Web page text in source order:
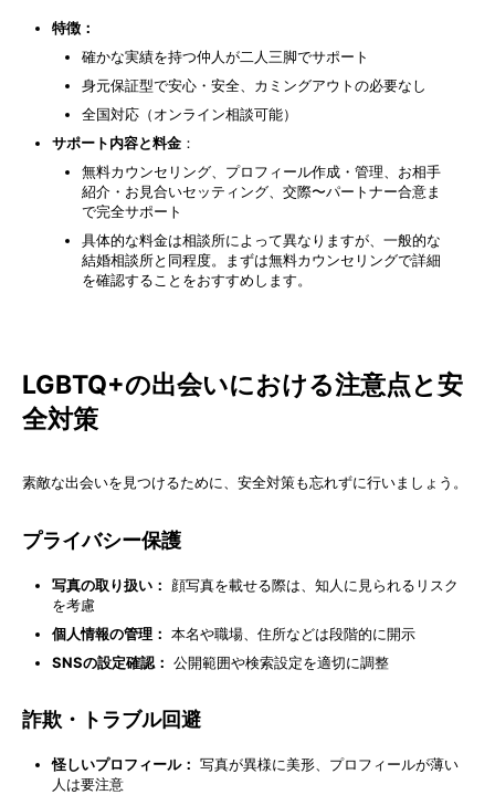
特徴：
確かな実績を持つ仲人が二人三脚でサポート
身元保証型で安心・安全、カミングアウトの必要なし
全国対応（オンライン相談可能）
サポート内容と料金 ：
無料カウンセリング、プロフィール作成・管理、お相手
紹介・お見合いセッティング、交際〜パートナー合意ま
で完全サポート
具体的な料金は相談所によって異なりますが、一般的な
結婚相談所と同程度。まずは無料カウンセリングで詳細
を確認することをおすすめします。
LGBTQ+の出会いにおける注意点と安
全対策
素敵な出会いを見つけるために、安全対策も忘れずに行いましょう。
プライバシー保護
写真の取り扱い：
顔写真を載せる際は、知人に見られるリスク
を考慮
個人情報の管理： 本名や職場、住所などは段階的に開示
SNSの設定確認： 公開範囲や検索設定を適切に調整
詐欺・トラブル回避
怪しいプロフィール： 写真が異様に美形、プロフィールが薄い
人は要注意